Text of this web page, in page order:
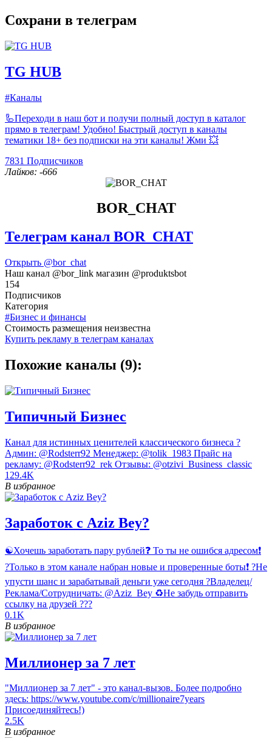
Сохрани в телеграм
TG HUB
#Каналы
🦾Переходи в наш бот и получи полный доступ в каталог
прямо в телеграм! Удобно! Быстрый доступ в каналы
тематики 18+ без подписки на эти каналы! Жми 💥
7831 Подписчиков
Лайков: -666
BOR_CHAT
Телеграм канал BOR_CHAT
Открыть @bor_chat
Наш канал @bor_link магазин @produktsbot
154
Подписчиков
Категория
#Бизнес и финансы
Cтоимость размещения неизвестна
Купить рекламу в телеграм каналах
Похожие каналы (9):
Типичный Бизнес
Канал для истинных ценителей классического бизнеса ?
Админ: @Rodsterr92 Менеджер: @tolik_1983 Прайс на
рекламу: @Rodsterr92_rek Отзывы: @otzivi_Business_classic
129.4K
В избранное
Заработок с Aziz Bey?
☯️Хочешь заработать пару рублей❓ То ты не ошибся адресом❗
?️Только в этом канале набран новые и проверенные боты❗ ?Не
упусти шанс и зарабатывай деньги уже сегодня ?Владелец/
Реклама/Сотрудничать: @Aziz_Bey ♻️Не забудь отправить
ссылку на друзей ???
0.1K
В избранное
Миллионер за 7 лет
"Миллионер за 7 лет" - это канал-вызов. Более подробно
здесь: https://www.youtube.com/c/millionaire7years
Присоединяйтесь!)
2.5K
В избранное